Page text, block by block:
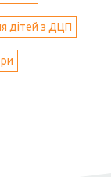
дітей з ДЦП